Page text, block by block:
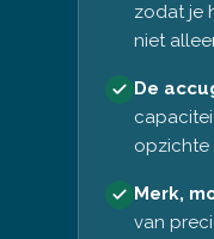
zodat je
niet
De
opzichte
Merk,
van